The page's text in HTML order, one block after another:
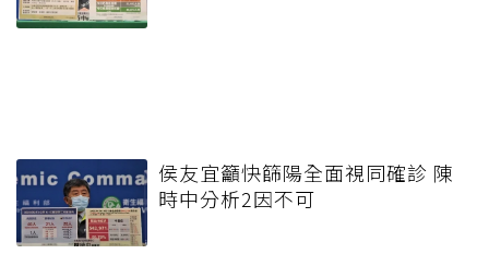
侯友宜籲快篩陽全面視同確診 陳
時中分析2因不可